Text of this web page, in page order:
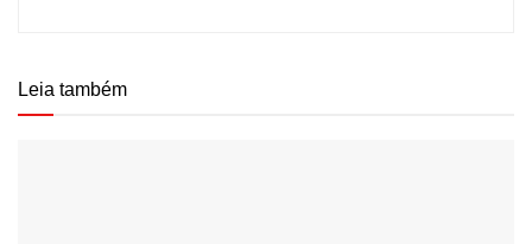
Leia também